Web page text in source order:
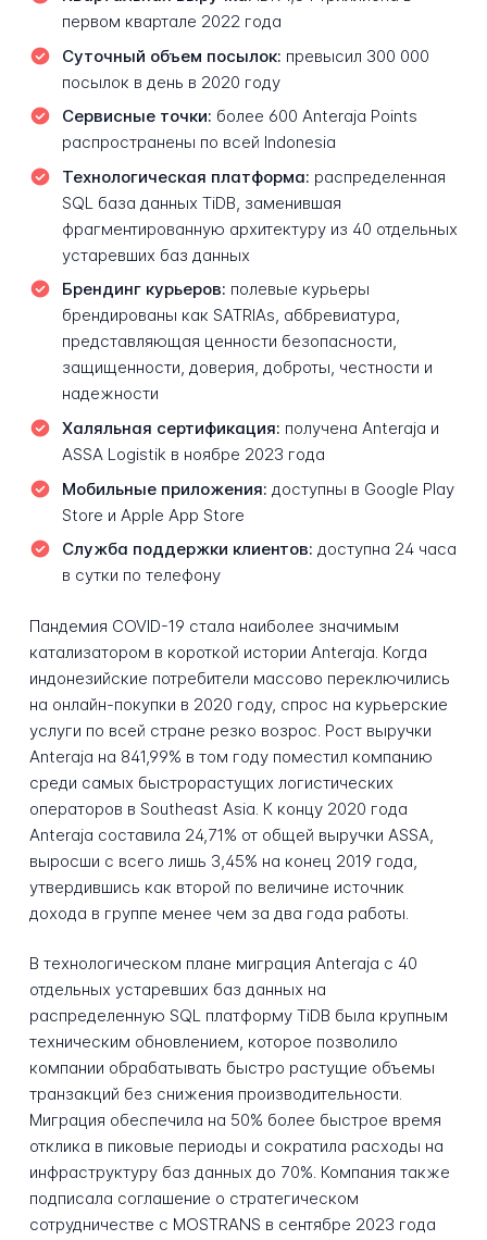
первом квартале 2022 года
Суточный объем посылок: превысил 300 000
посылок в день в 2020 году
Сервисные точки: более 600 Anteraja Points
распространены по всей Indonesia
Технологическая платформа: распределенная
SQL база данных TiDB, заменившая
фрагментированную архитектуру из 40 отдельных
устаревших баз данных
Брендинг курьеров: полевые курьеры
брендированы как SATRIAs, аббревиатура,
представляющая ценности безопасности,
защищенности, доверия, доброты, честности и
надежности
Халяльная сертификация: получена Anteraja и
ASSA Logistik в ноябре 2023 года
Мобильные приложения: доступны в Google Play
Store и Apple App Store
Служба поддержки клиентов: доступна 24 часа
в сутки по телефону
Пандемия COVID-19 стала наиболее значимым
катализатором в короткой истории Anteraja. Когда
индонезийские потребители массово переключились
на онлайн-покупки в 2020 году, спрос на курьерские
услуги по всей стране резко возрос. Рост выручки
Anteraja на 841,99% в том году поместил компанию
среди самых быстрорастущих логистических
операторов в Southeast Asia. К концу 2020 года
Anteraja составила 24,71% от общей выручки ASSA,
выросши с всего лишь 3,45% на конец 2019 года,
утвердившись как второй по величине источник
дохода в группе менее чем за два года работы.
В технологическом плане миграция Anteraja с 40
отдельных устаревших баз данных на
распределенную SQL платформу TiDB была крупным
техническим обновлением, которое позволило
компании обрабатывать быстро растущие объемы
транзакций без снижения производительности.
Миграция обеспечила на 50% более быстрое время
отклика в пиковые периоды и сократила расходы на
инфраструктуру баз данных до 70%. Компания также
подписала соглашение о стратегическом
сотрудничестве с MOSTRANS в сентябре 2023 года